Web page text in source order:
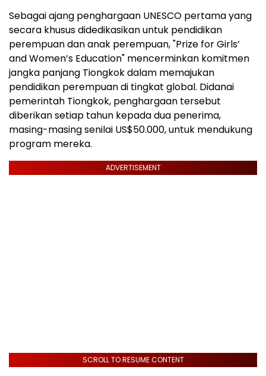
Sebagai ajang penghargaan UNESCO pertama yang
secara khusus didedikasikan untuk pendidikan
perempuan dan anak perempuan, "Prize for Girls’
and Women’s Education" mencerminkan komitmen
jangka panjang Tiongkok dalam memajukan
pendidikan perempuan di tingkat global. Didanai
pemerintah Tiongkok, penghargaan tersebut
diberikan setiap tahun kepada dua penerima,
masing-masing senilai US$50.000, untuk mendukung
program mereka.
ADVERTISEMENT
SCROLL TO RESUME CONTENT